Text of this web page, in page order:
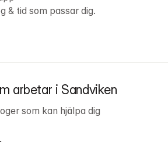
& tid som passar dig.
arbetar i Sandviken
som kan hjälpa dig